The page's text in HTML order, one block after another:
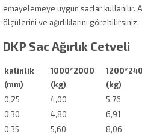
emayelemeye uygun saclar kullanılır.
ölçülerini ve ağırlıklarını görebilirsiniz.
DKP Sac Ağırlık Cetveli
kalinlik
(mm)
1000*2000
(kg)
(kg)
0,25
4,00 5,76
0,30
4,80 6,91
0,35
5,60 8,06